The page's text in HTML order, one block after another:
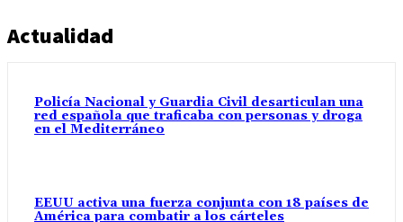
Actualidad
Policía Nacional y Guardia Civil desarticulan una
red española que traficaba con personas y droga
en el Mediterráneo
EEUU activa una fuerza conjunta con 18 países de
América para combatir a los cárteles